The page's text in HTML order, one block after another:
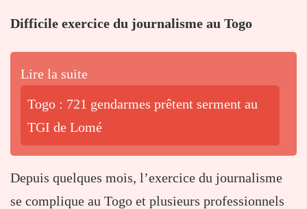
Difficile exercice du journalisme au Togo
Lire la suite
Togo : 721 gendarmes prêtent serment au
TGI de Lomé
Depuis quelques mois, l’exercice du journalisme
se complique au Togo et plusieurs professionnels